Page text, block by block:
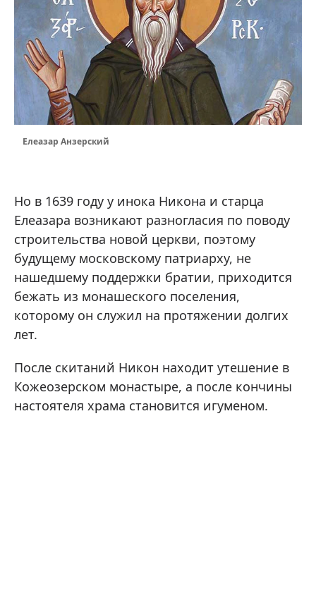
Елеазар Анзерский
Но в 1639 году у инока Никона и старца
Елеазара возникают разногласия по поводу
строительства новой церкви, поэтому
будущему московскому патриарху, не
нашедшему поддержки братии, приходится
бежать из монашеского поселения,
которому он служил на протяжении долгих
лет.
После скитаний Никон находит утешение в
Кожеозерском монастыре, а после кончины
настоятеля храма становится игуменом.